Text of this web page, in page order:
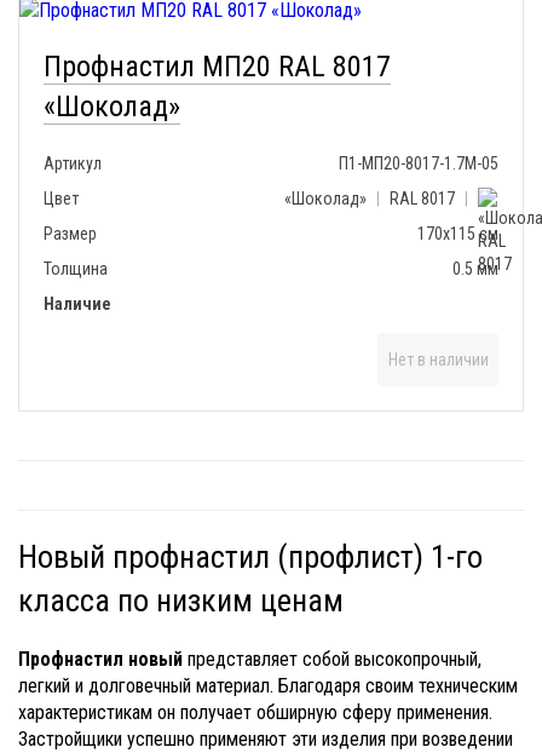
Профнастил МП20 RAL 8017
«Шоколад»
Артикул
П1-МП20-8017-1.7М-05
Цвет
«Шоколад» RAL 8017
Размер
170х115 см
Толщина
0.5 мм
Наличие
Нет в наличии
Новый профнастил (профлист) 1-го
класса по низким ценам
Профнастил новый представляет собой высокопрочный,
легкий и долговечный материал. Благодаря своим техническим
характеристикам он получает обширную сферу применения.
Застройщики успешно применяют эти изделия при возведении